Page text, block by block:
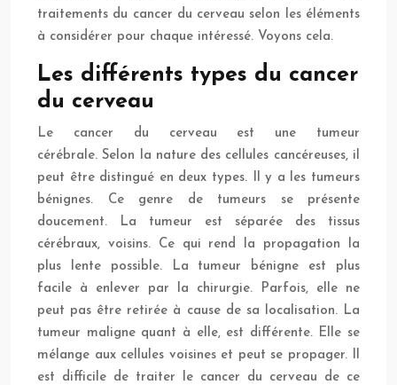
traitements du cancer du cerveau selon les éléments
à considérer pour chaque intéressé. Voyons cela.
Les différents types du cancer
du cerveau
Le cancer du cerveau est une tumeur
cérébrale. Selon la nature des cellules cancéreuses, il
peut être distingué en deux types. Il y a les tumeurs
bénignes. Ce genre de tumeurs se présente
doucement. La tumeur est séparée des tissus
cérébraux, voisins. Ce qui rend la propagation la
plus lente possible. La tumeur bénigne est plus
facile à enlever par la chirurgie. Parfois, elle ne
peut pas être retirée à cause de sa localisation. La
tumeur maligne quant à elle, est différente. Elle se
mélange aux cellules voisines et peut se propager. Il
est difficile de traiter le cancer du cerveau de ce